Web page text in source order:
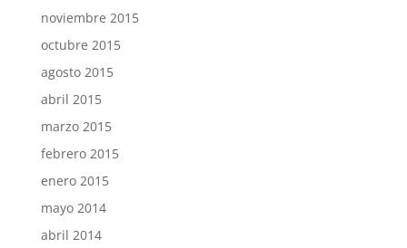
noviembre 2015
octubre 2015
agosto 2015
abril 2015
marzo 2015
febrero 2015
enero 2015
mayo 2014
abril 2014